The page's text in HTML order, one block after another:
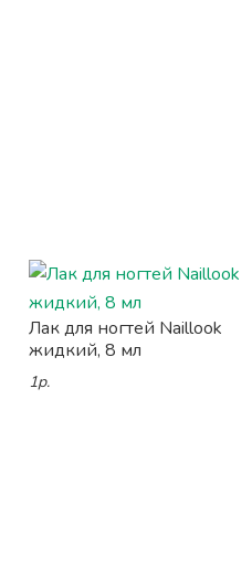
Лак для ногтей Naillook
жидкий, 8 мл
1р.